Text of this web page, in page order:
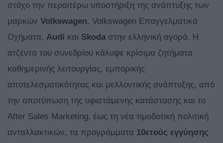
στόχο την περαιτέρω υποστήριξη της ανάπτυξης των
μαρκών Volkswagen, Volkswagen Επαγγελματικά
Οχήματα, Audi και Skodaστην ελληνική αγορά. Η
ατζέντα του συνεδρίου κάλυψε κρίσιμα ζητήματα
καθημερινής λειτουργίας, εμπορικής
αποτελεσματικότητας και μελλοντικής ανάπτυξης, από
την αποτύπωση της υφιστάμενης κατάστασης και το
After Sales Marketing, έως τη νέα τιμοδοτική πολιτική
ανταλλακτικών, τα προγράμματα 10ετούς εγγύησης